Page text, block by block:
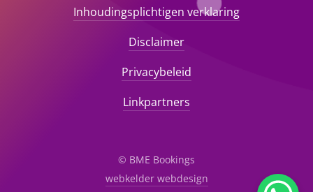
Inhoudingsplichtigen verklaring
Disclaimer
Privacybeleid
Linkpartners
© BME Bookings
webkelder webdesign